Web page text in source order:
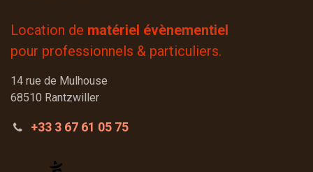
Location de matériel évènementiel
pour professionnels & particuliers.
14 rue de Mulhouse
68510 Rantzwiller
+33 3 67 61 05 75